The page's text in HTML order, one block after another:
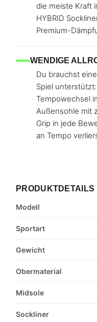
die meiste Kraft
HYBRID
Premium-
WENDIGE
Du brauchst
Spiel
Tempowechsel
Außensohle mit
Grip in jede
an Tempo
Modell
Sportart
Gewicht
Obermaterial
Midsole
Sockliner